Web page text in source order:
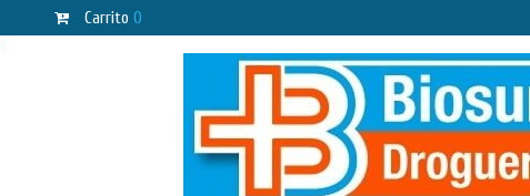
Carrito 0